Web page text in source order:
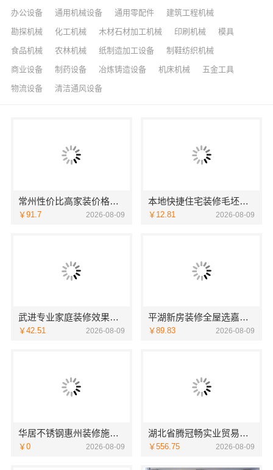
办公设备 通用机械设备 通用零配件 建筑工程机械
勘探机械 化工机械 木材石材加工机械 印刷机械 模具
食品机械 农林机械 纸制造加工设备 制鞋纺织机械
商业设备 制药设备 冶炼铸造设备 机床机械 五金工具
物流设备 清洁通风设备
常州性价比高家装价格清单，常州宜居佳装饰工程有限公司为您详解
￥91.7 2026-08-09
本地快捷住宅装修毛坯房，本地快装（湖北）科技有限公司省心到家
￥12.81 2026-08-09
武进专业家庭装修效果图_常州宜居佳装饰工程有限公司
￥42.51 2026-08-09
平湖新房装修全屋选嘉兴家美建材科技一站式服务
￥89.83 2026-08-09
华居不锈钢惠州装修施工工艺详解
￥0 2026-08-09
湖北省腾冠畅实业贸易有限公司线下轮胎批发公司怎么做
￥556.75 2026-08-09